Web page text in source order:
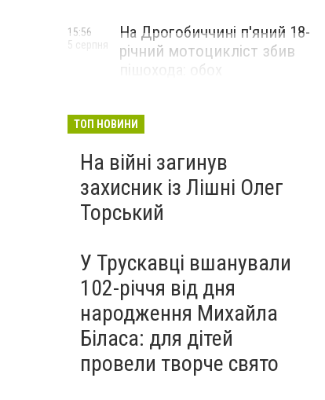
На Дрогобиччині п'яний 18-
річний мотоцикліст збив
пішохода: обох
15:56
5 серпня
ТОП НОВИНИ
На війні загинув
захисник із Лішні Олег
Торський
У Трускавці вшанували
102-річчя від дня
народження Михайла
Біласа: для дітей
провели творче свято